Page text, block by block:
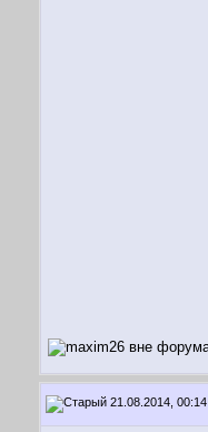
21.08.2014, 00:14